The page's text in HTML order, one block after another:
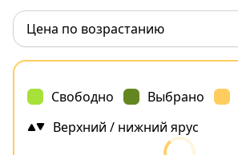
Свободно Выбрано
Верхний / нижний ярус